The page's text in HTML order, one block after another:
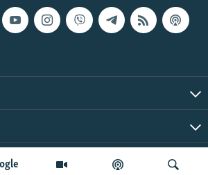
Свобода, 2026 | Усі права застережено.